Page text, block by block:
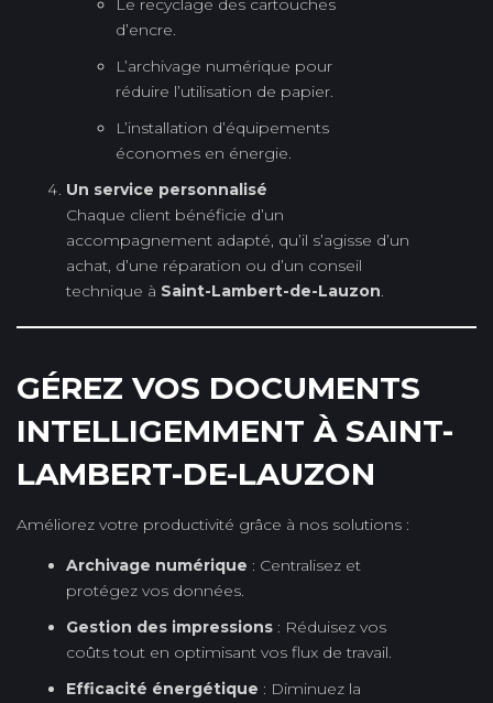
Le recyclage des cartouches
d’encre.
L’archivage numérique pour
réduire l’utilisation de papier.
L’installation d’équipements
économes en énergie.
Un service personnalisé
Chaque client bénéficie d’un
accompagnement adapté, qu’il s’agisse d’un
achat, d’une réparation ou d’un conseil
technique à Saint-Lambert-de-Lauzon.
GÉREZ VOS DOCUMENTS
INTELLIGEMMENT À SAINT-
LAMBERT-DE-LAUZON
Améliorez votre productivité grâce à nos solutions :
Archivage numérique : Centralisez et
protégez vos données.
Gestion des impressions : Réduisez vos
coûts tout en optimisant vos flux de travail.
Efficacité énergétique : Diminuez la